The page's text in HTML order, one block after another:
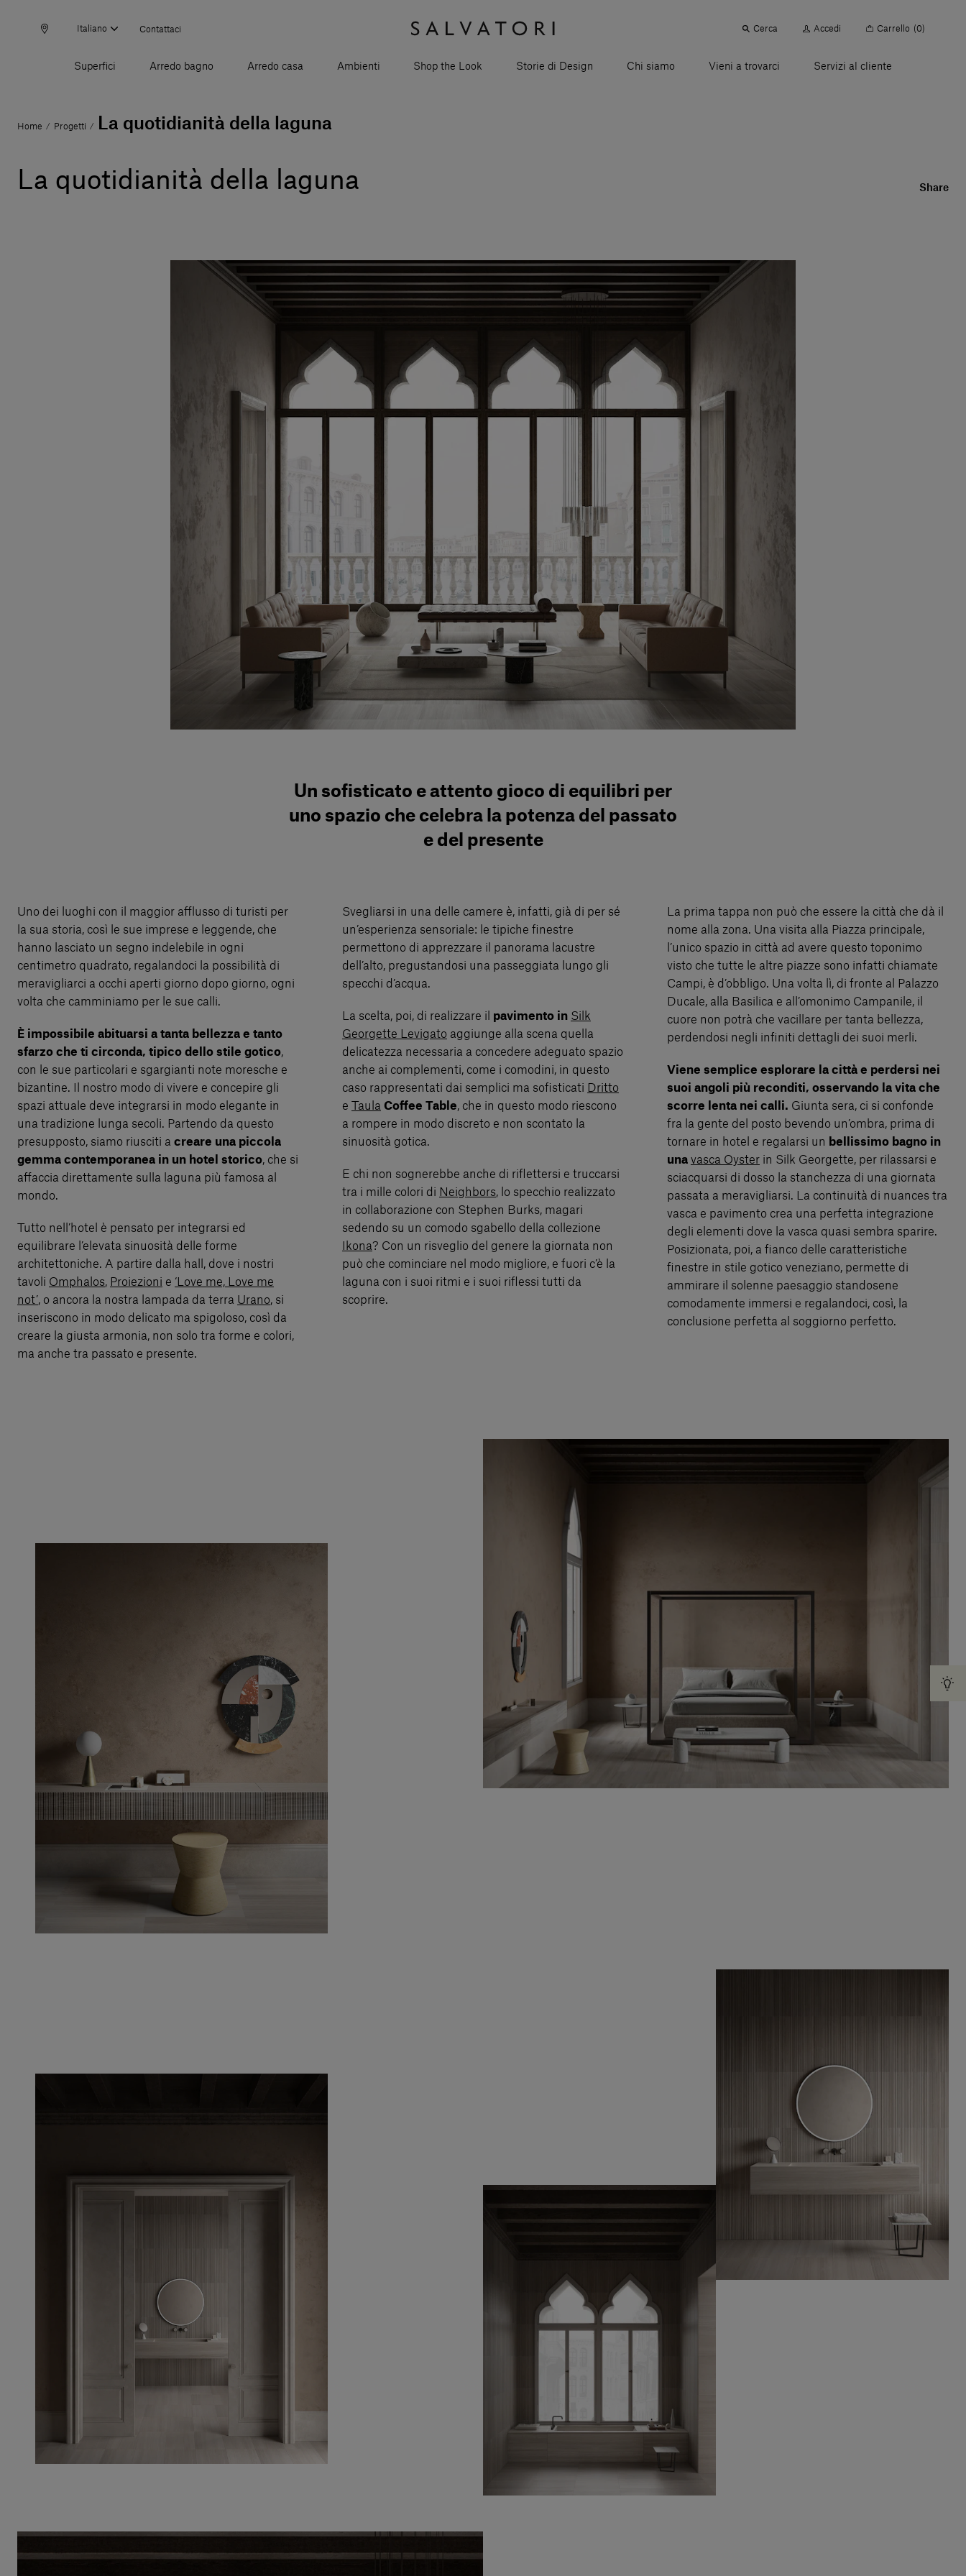
Italiano Contattaci Cerca Accedi Carrello (0)
Superfici Arredo bagno Arredo casa Ambienti Shop the Look Storie di Design Chi siamo Vieni a trovarci Servizi al cliente
Home / Progetti / La quotidianità della laguna
La quotidianità della laguna Share
Un sofisticato e attento gioco di equilibri per
uno spazio che celebra la potenza del passato
e del presente
Uno dei luoghi con il maggior afflusso di turisti per
la sua storia, così le sue imprese e leggende, che
hanno lasciato un segno indelebile in ogni
centimetro quadrato, regalandoci la possibilità di
meravigliarci a occhi aperti giorno dopo giorno, ogni
volta che camminiamo per le sue calli.
È impossibile abituarsi a tanta bellezza e tanto
sfarzo che ti circonda, tipico dello stile gotico,
con le sue particolari e sgargianti note moresche e
bizantine. Il nostro modo di vivere e concepire gli
spazi attuale deve integrarsi in modo elegante in
una tradizione lunga secoli. Partendo da questo
presupposto, siamo riusciti a creare una piccola
gemma contemporanea in un hotel storico, che si
affaccia direttamente sulla laguna più famosa al
mondo.
Tutto nell’hotel è pensato per integrarsi ed
equilibrare l’elevata sinuosità delle forme
architettoniche. A partire dalla hall, dove i nostri
tavoli Omphalos, Proiezioni e ‘Love me, Love me
not’, o ancora la nostra lampada da terra Urano, si
inseriscono in modo delicato ma spigoloso, così da
creare la giusta armonia, non solo tra forme e colori,
ma anche tra passato e presente.
Svegliarsi in una delle camere è, infatti, già di per sé
un’esperienza sensoriale: le tipiche finestre
permettono di apprezzare il panorama lacustre
dell’alto, pregustandosi una passeggiata lungo gli
specchi d’acqua.
La scelta, poi, di realizzare il pavimento in Silk
Georgette Levigato aggiunge alla scena quella
delicatezza necessaria a concedere adeguato spazio
anche ai complementi, come i comodini, in questo
caso rappresentati dai semplici ma sofisticati
Dritto
e
Taula Coffee Table, che in questo modo riescono
a rompere in modo discreto e non scontato la
sinuosità gotica.
E chi non sognerebbe anche di riflettersi e truccarsi
tra i mille colori di Neighbors, lo specchio realizzato
in collaborazione con Stephen Burks, magari
sedendo su un comodo sgabello della collezione
Ikona? Con un risveglio del genere la giornata non
può che cominciare nel modo migliore, e fuori c’è la
laguna con i suoi ritmi e i suoi riflessi tutti da
scoprire.
La prima tappa non può che essere la città che dà il
nome alla zona. Una visita alla Piazza principale,
l’unico spazio in città ad avere questo toponimo
visto che tutte le altre piazze sono infatti chiamate
Campi, è d’obbligo. Una volta lì, di fronte al Palazzo
Ducale, alla Basilica e all’omonimo Campanile, il
cuore non potrà che vacillare per tanta bellezza,
perdendosi negli infiniti dettagli dei suoi merli.
Viene semplice esplorare la città e perdersi nei
suoi angoli più reconditi, osservando la vita che
scorre lenta nei calli. Giunta sera, ci si confonde
fra la gente del posto bevendo un’ombra, prima di
tornare in hotel e regalarsi un bellissimo bagno in
una vasca Oyster in Silk Georgette, per rilassarsi e
sciacquarsi di dosso la stanchezza di una giornata
passata a meravigliarsi. La continuità di nuances tra
vasca e pavimento crea una perfetta integrazione
degli elementi dove la vasca quasi sembra sparire.
Posizionata, poi, a fianco delle caratteristiche
finestre in stile gotico veneziano, permette di
ammirare il solenne paesaggio standosene
comodamente immersi e regalandoci, così, la
conclusione perfetta al soggiorno perfetto.